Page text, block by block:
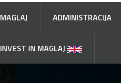
MAGLAJ ADMINISTRACIJA
INVEST IN MAGLAJ